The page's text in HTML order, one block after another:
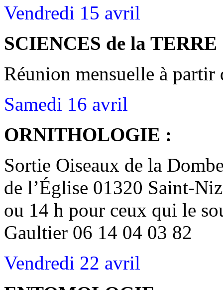
Vendredi 15 avril
SCIENCES de la TERRE
Réunion mensuelle à partir
Samedi 16 avril
ORNITHOLOGIE :
Sortie Oiseaux de la
de l’Église 01320 Saint-
ou 14 h pour ceux qui le
Gaultier 06 14 04 03 82
Vendredi 22 avril